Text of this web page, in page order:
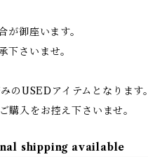
御座います。
さいませ。
USEDアイテムとなります。
入をお控え下さいませ。
shipping available